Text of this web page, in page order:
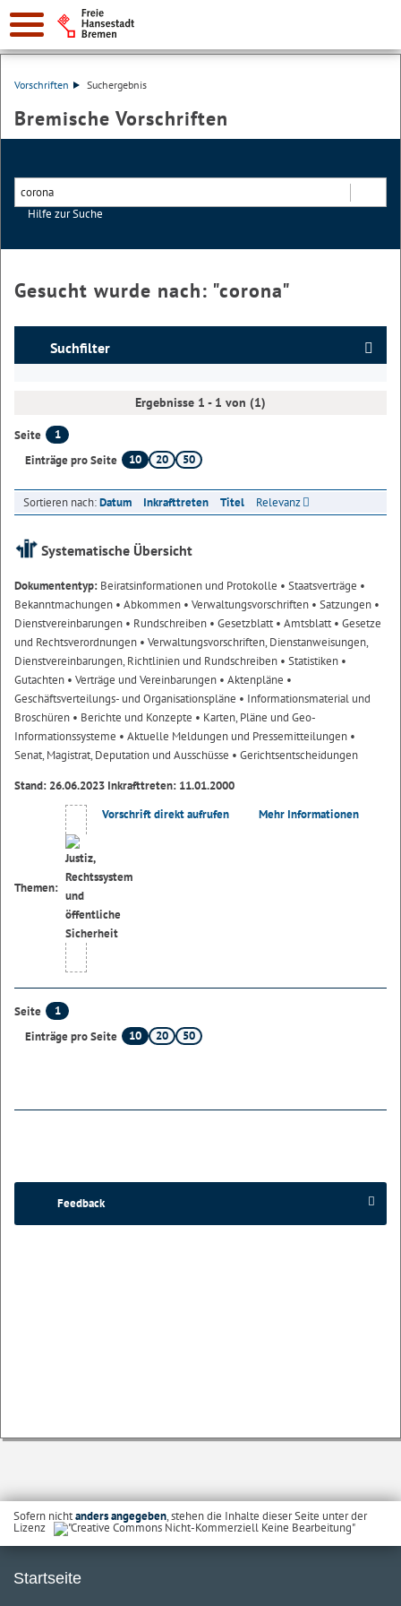
Vorschriften Suchergebnis
Bremische Vorschriften
Hilfe zur Suche
Gesucht wurde nach: "corona"
Suchfilter
Ergebnisse 1 - 1 von (1)
Seite
1
Einträge pro Seite
10 20 50
Sortieren nach:Datum Inkrafttreten Titel Relevanz
Systematische Übersicht
Dokumententyp: Beiratsinformationen und Protokolle • Staatsverträge •
Bekanntmachungen • Abkommen • Verwaltungsvorschriften • Satzungen •
Dienstvereinbarungen • Rundschreiben • Gesetzblatt• Amtsblatt• Gesetze
und Rechtsverordnungen • Verwaltungsvorschriften, Dienstanweisungen,
Dienstvereinbarungen, Richtlinien und Rundschreiben • Statistiken •
Gutachten • Verträge und Vereinbarungen • Aktenpläne •
Geschäftsverteilungs- und Organisationspläne • Informationsmaterial und
Broschüren • Berichte und Konzepte • Karten, Pläne und Geo-
Informationssysteme • Aktuelle Meldungen und Pressemitteilungen •
Senat, Magistrat, Deputation und Ausschüsse • Gerichtsentscheidungen
Stand: 26.06.2023 Inkrafttreten: 11.01.2000
Themen:
Vorschrift direkt aufrufen Mehr Informationen
Seite
1
Einträge pro Seite
10 20 50
Feedback
Sofern nichtanders angegeben, stehen die Inhalte dieser Seite unter der
Lizenz
Startseite